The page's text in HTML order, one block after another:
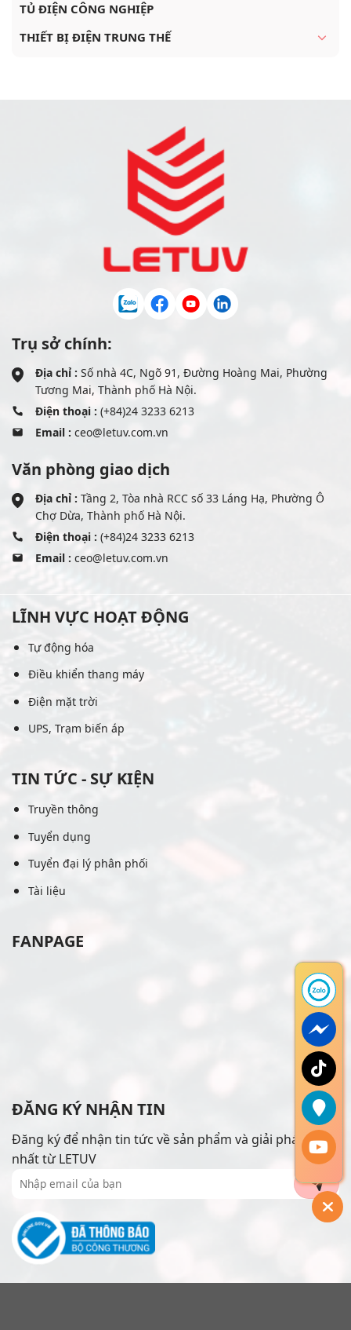
TỦ ĐIỆN CÔNG NGHIỆP
THIẾT BỊ ĐIỆN TRUNG THẾ
Trụ sở chính:
Địa chỉ : Số nhà 4C, Ngõ 91, Đường Hoàng Mai, Phường
Tương Mai, Thành phố Hà Nội.
Điện thoại : (+84)24 3233 6213
Email : ceo@letuv.com.vn
Văn phòng giao dịch
Địa chỉ : Tầng 2, Tòa nhà RCC số 33 Láng Hạ, Phường Ô
Chợ Dừa, Thành phố Hà Nội.
Điện thoại : (+84)24 3233 6213
Email : ceo@letuv.com.vn
LĨNH VỰC HOẠT ĐỘNG
Tự động hóa
Điều khiển thang máy
Điện mặt trời
UPS, Trạm biến áp
TIN TỨC - SỰ KIỆN
Truyền thông
Tuyển dụng
Tuyển đại lý phân phối
Tài liệu
FANPAGE
ĐĂNG KÝ NHẬN TIN
Đăng ký để nhận tin tức về sản phẩm và giải pháp mới
nhất từ LETUV